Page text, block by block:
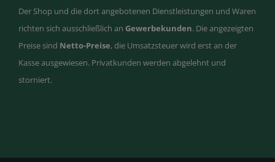
Der Shop und die dort angebotenen Dienstleistungen und Waren
richten sich ausschließlich an Gewerbekunden. Die angezeigten
Preise sind Netto-Preise, die Umsatzsteuer wird erst an der
Kasse ausgewiesen. Privatkunden werden abgelehnt und
storniert.